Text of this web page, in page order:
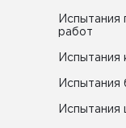
Испытания
работ
Испытания
Испытания
Испытания